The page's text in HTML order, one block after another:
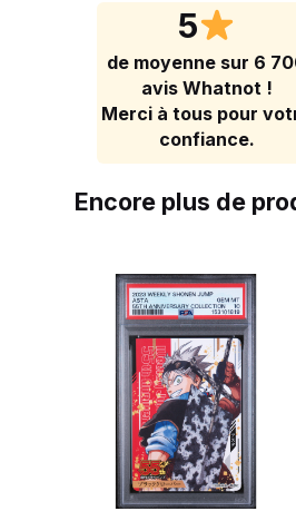
5
de moyenne sur 6
avis Whatnot !
Merci à tous pour
confiance.
Encore plus de